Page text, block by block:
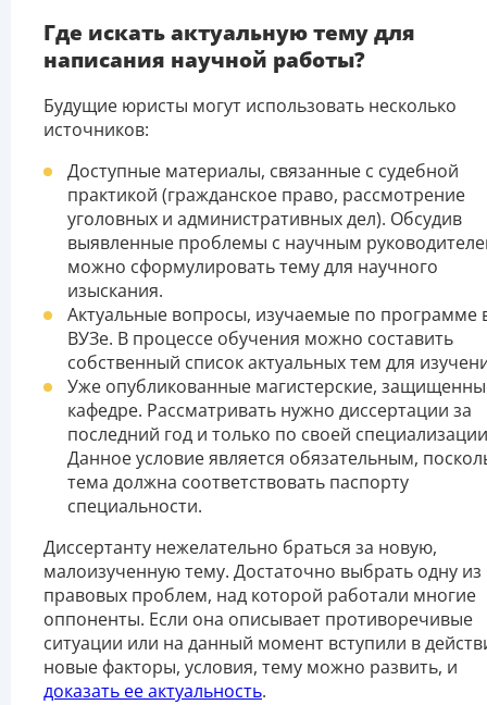
Где искать актуальную тему для
написания научной работы?
Будущие юристы могут использовать несколько
источников:
Доступные материалы, связанные с судебной
практикой (гражданское право, рассмотрение
уголовных и административных дел). Обсудив
выявленные проблемы с научным
можно сформулировать тему для научного
изыскания.
Актуальные вопросы, изучаемые по программе
ВУЗе. В процессе обучения можно составить
собственный список актуальных тем для
Уже опубликованные магистерские,
кафедре. Рассматривать нужно диссертации за
последний год и только по своей
Данное условие является обязательным,
тема должна соответствовать паспорту
специальности.
Диссертанту нежелательно браться за новую,
малоизученную тему. Достаточно выбрать одну из
правовых проблем, над которой работали многие
оппоненты. Если она описывает противоречивые
ситуации или на данный момент вступили в
новые факторы, условия, тему можно развить, и
доказать ее актуальность.